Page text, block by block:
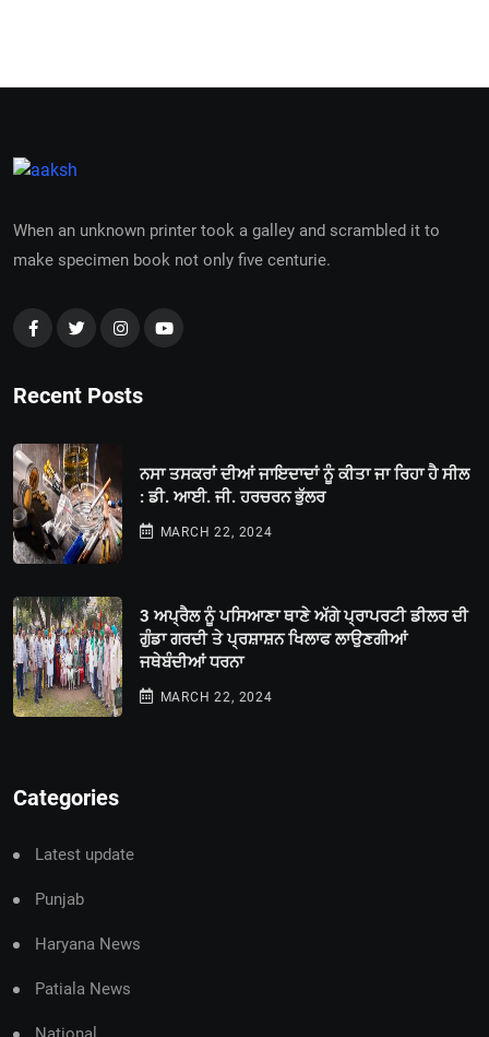
When an unknown printer took a galley and scrambled it to
make specimen book not only five centurie.
Recent Posts
ਨਸਾ ਤਸਕਰਾਂ ਦੀਆਂ ਜਾਇਦਾਦਾਂ ਨੂੰ ਕੀਤਾ ਜਾ ਰਿਹਾ ਹੈ ਸੀਲ
: ਡੀ. ਆਈ. ਜੀ. ਹਰਚਰਨ ਭੁੱਲਰ
MARCH 22, 2024
3 ਅਪ੍ਰੈਲ ਨੂੰ ਪਸਿਆਣਾ ਥਾਣੇ ਅੱਗੇ ਪ੍ਰਾਪਰਟੀ ਡੀਲਰ ਦੀ
ਗੁੰਡਾ ਗਰਦੀ ਤੇ ਪ੍ਰਸ਼ਾਸ਼ਨ ਖਿਲਾਫ ਲਾਉਣਗੀਆਂ
ਜਥੇਬੰਦੀਆਂ ਧਰਨਾ
MARCH 22, 2024
Categories
Latest update
Punjab
Haryana News
Patiala News